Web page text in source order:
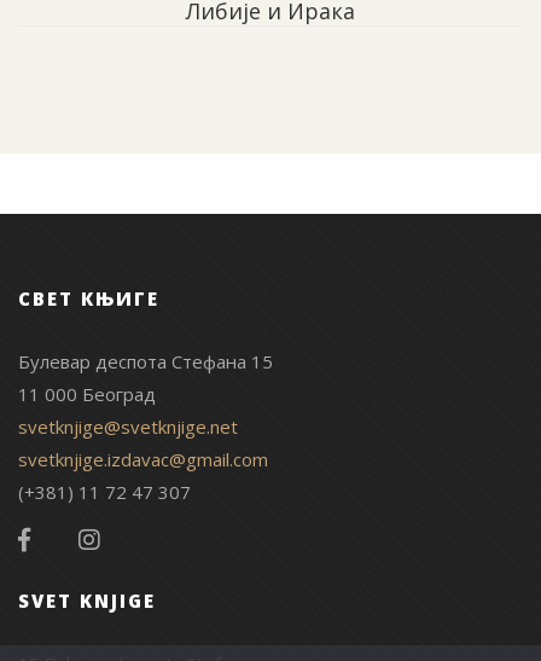
Либије и Ирака
СВЕТ КЊИГЕ
Булевар деспота Стефана 15
11 000 Београд
svetknjige@svetknjige.net
svetknjige.izdavac@gmail.com
(+381) 11 72 47 307
SVET KNJIGE